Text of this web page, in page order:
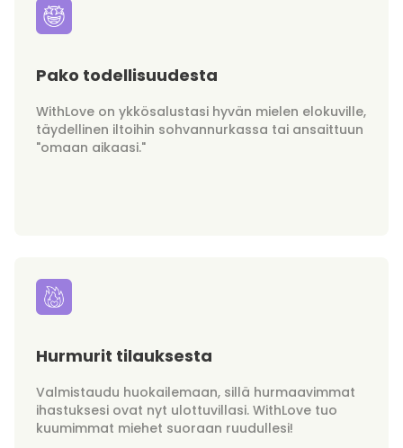
Pako todellisuudesta
WithLove on ykkösalustasi hyvän mielen elokuville,
täydellinen iltoihin sohvannurkassa tai ansaittuun
"omaan aikaasi."
Hurmurit tilauksesta
Valmistaudu huokailemaan, sillä hurmaavimmat
ihastuksesi ovat nyt ulottuvillasi. WithLove tuo
kuumimmat miehet suoraan ruudullesi!